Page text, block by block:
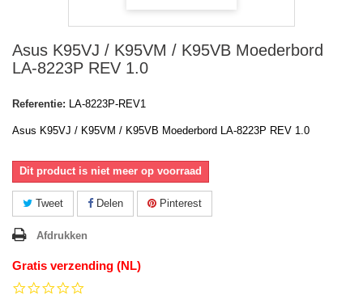
Asus K95VJ / K95VM / K95VB Moederbord
LA-8223P REV 1.0
Referentie: LA-8223P-REV1
Asus K95VJ / K95VM / K95VB Moederbord LA-8223P REV 1.0
Dit product is niet meer op voorraad
Tweet Delen Pinterest
Afdrukken
Gratis verzending (NL)